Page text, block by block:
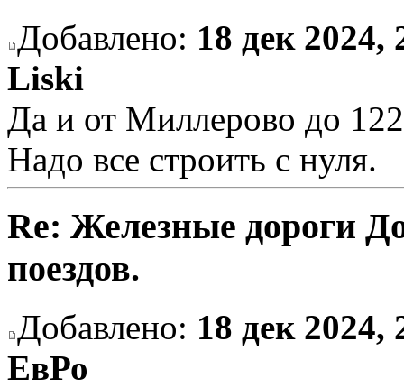
Добавлено: 18 дек 2024,
Liski
Да и от Миллерово до
Надо все строить с нуля.
Re: Железные дороги
поездов.
Добавлено: 18 дек 2024,
ЕвРо